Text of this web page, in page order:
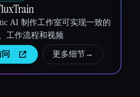
AI 制作工作室可实现一致的
工作流程和视频
更多细节→